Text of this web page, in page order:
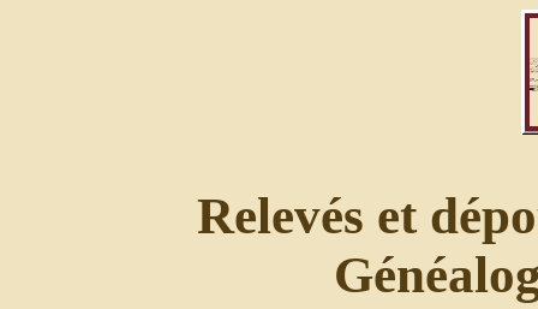
Relevés et